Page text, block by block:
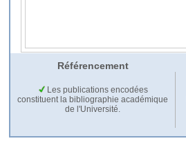
Référencement
Les publications encodées
constituent la bibliographie académique
de l'Université.